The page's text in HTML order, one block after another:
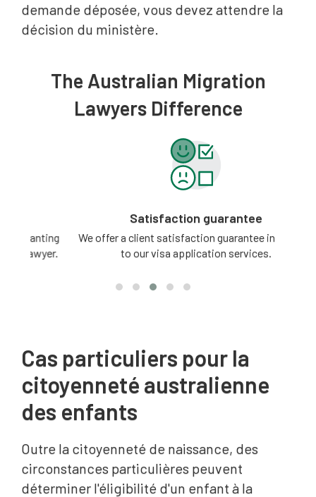
demande déposée, vous devez attendre la
décision du ministère.
The Australian Migration
Lawyers Difference
Satisfaction guarantee
We offer a client satisfaction guarantee in relation
to our visa application services.
Cas particuliers pour la
citoyenneté australienne
des enfants
Outre la citoyenneté de naissance, des
circonstances particulières peuvent
déterminer l'éligibilité d'un enfant à la